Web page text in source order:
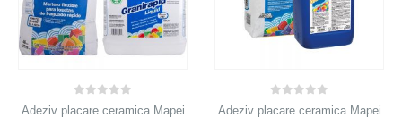
out of 5
Adeziv placare ceramica Mapei
out of 5
Adeziv placare ceramica Mapei